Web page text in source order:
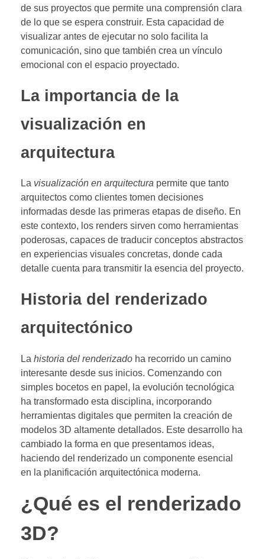
de sus proyectos que permite una comprensión clara
de lo que se espera construir. Esta capacidad de
visualizar antes de ejecutar no solo facilita la
comunicación, sino que también crea un vínculo
emocional con el espacio proyectado.
La importancia de la
visualización en
arquitectura
La visualización en arquitectura permite que tanto
arquitectos como clientes tomen decisiones
informadas desde las primeras etapas de diseño. En
este contexto, los renders sirven como herramientas
poderosas, capaces de traducir conceptos abstractos
en experiencias visuales concretas, donde cada
detalle cuenta para transmitir la esencia del proyecto.
Historia del renderizado
arquitectónico
La historia del renderizado ha recorrido un camino
interesante desde sus inicios. Comenzando con
simples bocetos en papel, la evolución tecnológica
ha transformado esta disciplina, incorporando
herramientas digitales que permiten la creación de
modelos 3D altamente detallados. Este desarrollo ha
cambiado la forma en que presentamos ideas,
haciendo del renderizado un componente esencial
en la planificación arquitectónica moderna.
¿Qué es el renderizado
3D?